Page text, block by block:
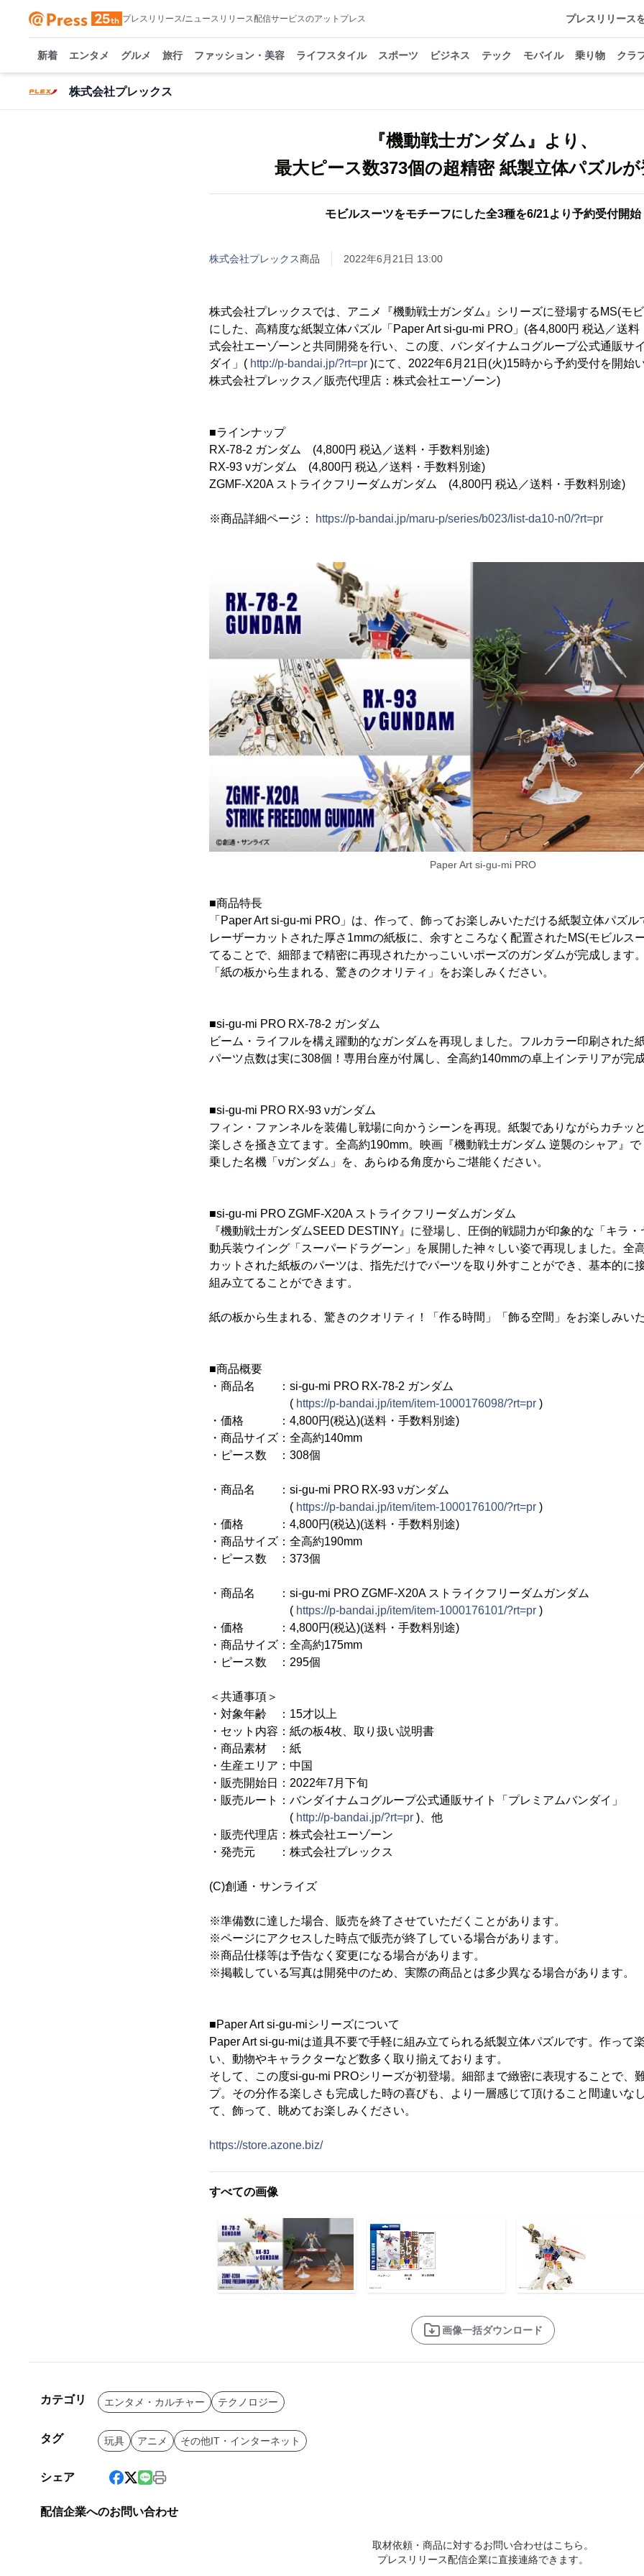
プレスリリース/ニュースリリース配信サービスのアットプレス プレスリリース
新着 エンタメ グルメ 旅行 ファッション・美容 ライフスタイル スポーツ ビジネス テック モバイル 乗り物 クラ
株式会社プレックス
『機動戦士ガンダム』より、
最大ピース数373個の超精密 紙製立体パズルが
モビルスーツをモチーフにした全3種を6/21より予約受付開始
株式会社プレックス商品 2022年6月21日 13:00
株式会社プレックスでは、アニメ『機動戦士ガンダム』シリーズに登場するMS(モ
にした、高精度な紙製立体パズル「Paper Art si-gu-mi PRO」(各4,800円 税込／送
式会社エーゾーンと共同開発を行い、この度、バンダイナムコグループ公式通販サ
ダイ」( http://p-bandai.jp/?rt=pr )にて、2022年6月21日(火)15時から予約受付を開始
株式会社プレックス／販売代理店：株式会社エーゾーン)
■ラインナップ
RX-78-2 ガンダム (4,800円 税込／送料・手数料別途)
RX-93 νガンダム (4,800円 税込／送料・手数料別途)
ZGMF-X20A ストライクフリーダムガンダム (4,800円 税込／送料・手数料別途)
※商品詳細ページ： https://p-bandai.jp/maru-p/series/b023/list-da10-n0/?rt=pr
Paper Art si-gu-mi PRO
■商品特長
「Paper Art si-gu-mi PRO」は、作って、飾ってお楽しみいただける紙製立体パズル
レーザーカットされた厚さ1mmの紙板に、余すところなく配置されたMS(モビルス
てることで、細部まで精密に再現されたかっこいいポーズのガンダムが完成します。
「紙の板から生まれる、驚きのクオリティ」をお楽しみください。
■si-gu-mi PRO RX-78-2 ガンダム
ビーム・ライフルを構え躍動的なガンダムを再現しました。フルカラー印刷された
パーツ点数は実に308個！専用台座が付属し、全高約140mmの卓上インテリアが完成
■si-gu-mi PRO RX-93 νガンダム
フィン・ファンネルを装備し戦場に向かうシーンを再現。紙製でありながらカチッ
楽しさを掻き立てます。全高約190mm。映画『機動戦士ガンダム 逆襲のシャア』
乗した名機「νガンダム」を、あらゆる角度からご堪能ください。
■si-gu-mi PRO ZGMF-X20A ストライクフリーダムガンダム
『機動戦士ガンダムSEED DESTINY』に登場し、圧倒的戦闘力が印象的な「キラ
動兵装ウイング「スーパードラグーン」を展開した神々しい姿で再現しました。全
カットされた紙板のパーツは、指先だけでパーツを取り外すことができ、基本的に
組み立てることができます。
紙の板から生まれる、驚きのクオリティ！「作る時間」「飾る空間」をお楽しみい
■商品概要
・商品名 ：si-gu-mi PRO RX-78-2 ガンダム
( https://p-bandai.jp/item/item-1000176098/?rt=pr )
・価格 ：4,800円(税込)(送料・手数料別途)
・商品サイズ：全高約140mm
・ピース数 ：308個
・商品名 ：si-gu-mi PRO RX-93 νガンダム
( https://p-bandai.jp/item/item-1000176100/?rt=pr )
・価格 ：4,800円(税込)(送料・手数料別途)
・商品サイズ：全高約190mm
・ピース数 ：373個
・商品名 ：si-gu-mi PRO ZGMF-X20A ストライクフリーダムガンダム
( https://p-bandai.jp/item/item-1000176101/?rt=pr )
・価格 ：4,800円(税込)(送料・手数料別途)
・商品サイズ：全高約175mm
・ピース数 ：295個
＜共通事項＞
・対象年齢 ：15才以上
・セット内容：紙の板4枚、取り扱い説明書
・商品素材 ：紙
・生産エリア：中国
・販売開始日：2022年7月下旬
・販売ルート：バンダイナムコグループ公式通販サイト「プレミアムバンダイ」
( http://p-bandai.jp/?rt=pr )、他
・販売代理店：株式会社エーゾーン
・発売元 ：株式会社プレックス
(C)創通・サンライズ
※準備数に達した場合、販売を終了させていただくことがあります。
※ページにアクセスした時点で販売が終了している場合があります。
※商品仕様等は予告なく変更になる場合があります。
※掲載している写真は開発中のため、実際の商品とは多少異なる場合があります。
■Paper Art si-gu-miシリーズについて
Paper Art si-gu-miは道具不要で手軽に組み立てられる紙製立体パズルです。作って
い、動物やキャラクターなど数多く取り揃えております。
そして、この度si-gu-mi PROシリーズが初登場。細部まで緻密に表現することで、
プ。その分作る楽しさも完成した時の喜びも、より一層感じて頂けること間違いな
て、飾って、眺めてお楽しみください。
https://store.azone.biz/
すべての画像
画像一括ダウンロード
カテゴリ エンタメ・カルチャー テクノロジー
タグ 玩具 アニメ その他IT・インターネット
シェア
配信企業へのお問い合わせ
取材依頼・商品に対するお問い合わせはこちら。
プレスリリース配信企業に直接連絡できます。